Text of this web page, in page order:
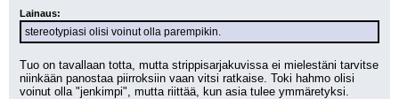
Lainaus:
stereotypiasi olisi voinut olla parempikin.
Tuo on tavallaan totta, mutta strippisarjakuvissa ei mielestäni tarvitse
niinkään panostaa piirroksiin vaan vitsi ratkaise. Toki hahmo olisi
voinut olla "jenkimpi", mutta riittää, kun asia tulee ymmäretyksi.